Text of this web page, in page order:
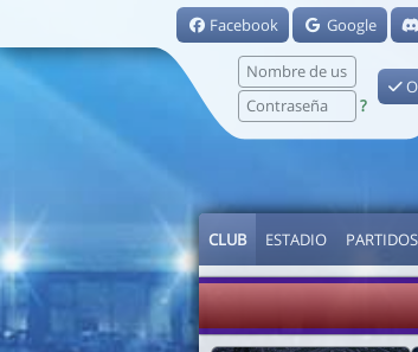
Facebook Google
?
CLUB ESTADIO PARTIDOS